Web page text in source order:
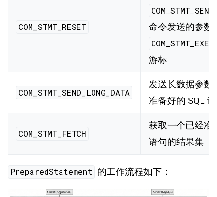
COM_STMT_RESET 命令发送的参数
游标
COM_STMT_SEND_LONG_DATA
发送长数据参数
准备好的 SQL
COM_STMT_FETCH
获取一个已经准
语句的结果集
PreparedStatement 的工作流程如下：